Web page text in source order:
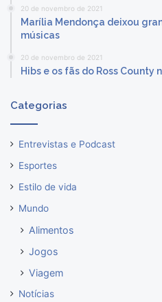
20 de novembro de 2021
Marília Mendonça deixou
músicas
20 de novembro de 2021
Hibs e os fãs do Ross County
Categorias
Entrevistas e Podcast
Esportes
Estilo de vida
Mundo
Alimentos
Jogos
Viagem
Notícias